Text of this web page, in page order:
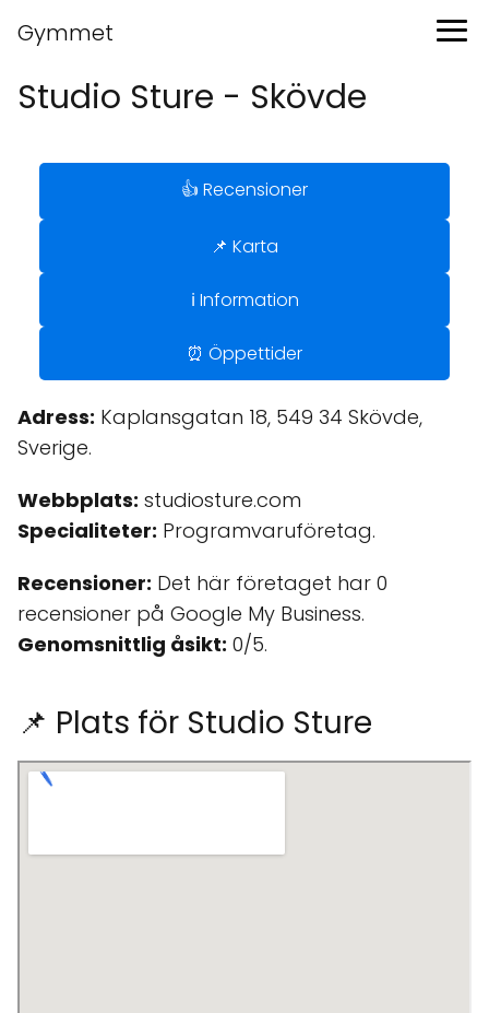
Gymmet
Studio Sture - Skövde
👍 Recensioner
📌 Karta
ℹ️ Information
⏰ Öppettider
Adress: Kaplansgatan 18, 549 34 Skövde,
Sverige.
Webbplats: studiosture.com
Specialiteter: Programvaruföretag.
Recensioner: Det här företaget har 0
recensioner på Google My Business.
Genomsnittlig åsikt: 0/5.
📌 Plats för Studio Sture